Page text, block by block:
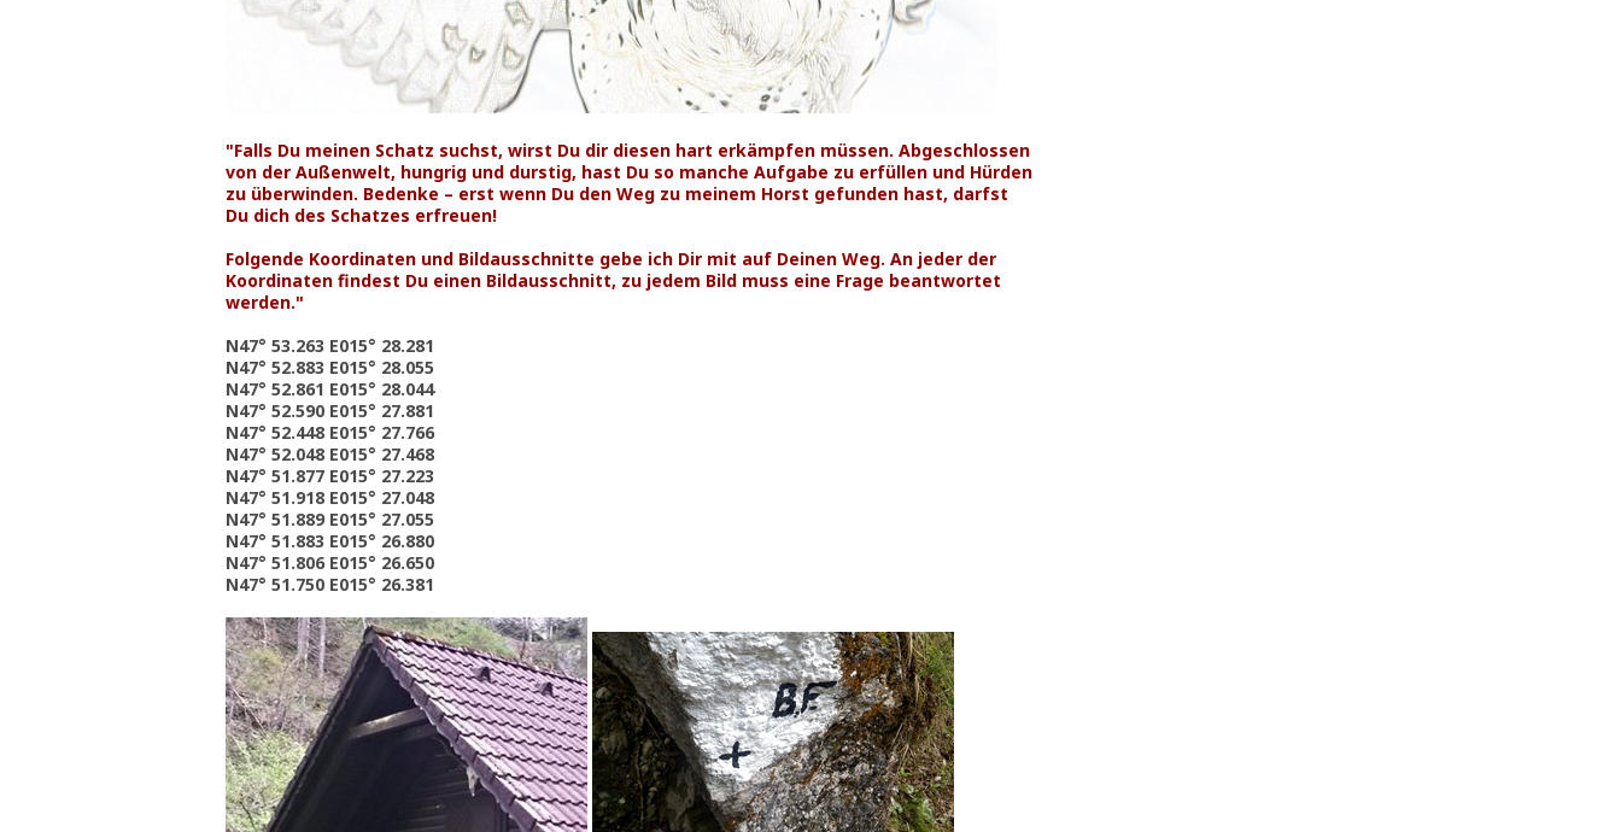
"Falls Du meinen Schatz suchst, wirst Du dir diesen hart erkämpfen müssen. Abgeschlossen
von der Außenwelt, hungrig und durstig, hast Du so manche Aufgabe zu erfüllen und Hürden
zu überwinden. Bedenke – erst wenn Du den Weg zu meinem Horst gefunden hast, darfst
Du dich des Schatzes erfreuen!
Folgende Koordinaten und Bildausschnitte gebe ich Dir mit auf Deinen Weg. An jeder der
Koordinaten findest Du einen Bildausschnitt, zu jedem Bild muss eine Frage beantwortet
werden."
N47° 53.263 E015° 28.281
N47° 52.883 E015° 28.055
N47° 52.861 E015° 28.044
N47° 52.590 E015° 27.881
N47° 52.448 E015° 27.766
N47° 52.048 E015° 27.468
N47° 51.877 E015° 27.223
N47° 51.918 E015° 27.048
N47° 51.889 E015° 27.055
N47° 51.883 E015° 26.880
N47° 51.806 E015° 26.650
N47° 51.750 E015° 26.381